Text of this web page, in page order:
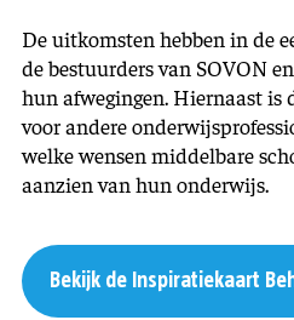
De uitkomsten hebben in de
de bestuurders van SOVON
hun afwegingen. Hiernaast is
voor andere
welke wensen middelbare
aanzien van hun onderwijs.
Bekijk de Inspiratiekaart